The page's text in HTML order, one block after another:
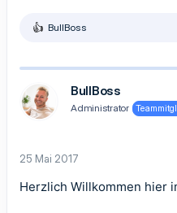
R
k
o
:
BullBoss
BullBoss
Administrator
25 Mai 2017
Herzlich Willkommen hier